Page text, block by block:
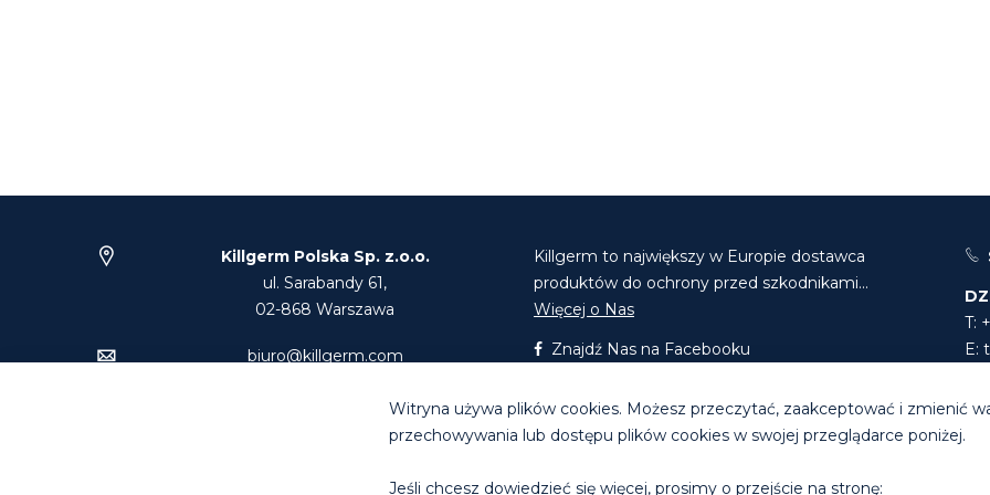
Killgerm Polska Sp. z.o.o.
ul. Sarabandy 61,
02-868 Warszawa
biuro@killgerm.com
Tel: +48 22 894 74 00
Killgerm to największy w Europie dostawca
produktów do ochrony przed szkodnikami...
Więcej o Nas
Znajdź Nas na Facebooku
T:
E:
© Killgerm Group Ltd. |Polityka prywatności|Regulamin sklepu
Witryna używa plików cookies. Możesz przeczytać, zaakceptować i zmienić
przechowywania lub dostępu plików cookies w swojej przeglądarce poniżej.
Jeśli chcesz dowiedzieć się więcej, prosimy o przejście na stronę: